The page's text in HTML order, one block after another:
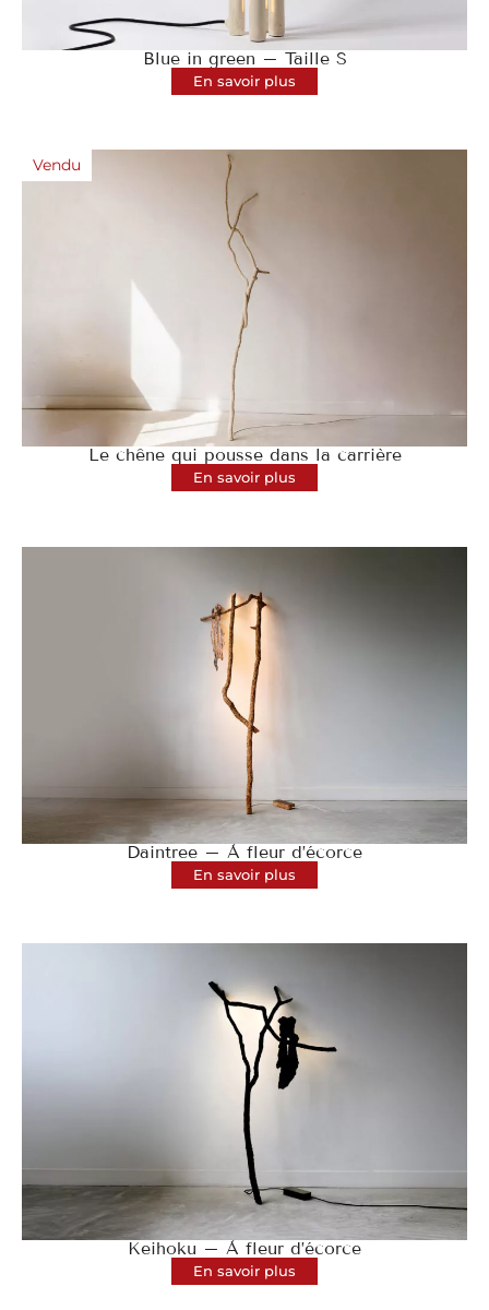
Blue in green – Taille S
En savoir plus
Vendu
Le chêne qui pousse dans la carrière
En savoir plus
Daintree – À fleur d’écorce
En savoir plus
Keihoku – À fleur d’écorce
En savoir plus